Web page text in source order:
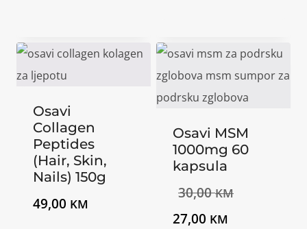
30,00 KM.
20,00 KM.
Osavi
Collagen
Peptides
(Hair, Skin,
Nails) 150g
49,00 KM
Osavi MSM
1000mg 60
kapsula
30,00KMIzvorna
27,00 KM